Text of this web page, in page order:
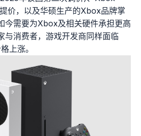
价，以及华硕生产的Xbox品牌掌
今需要为Xbox及相关硬件承担更高
与消费者，游戏开发商同样面临
上涨。